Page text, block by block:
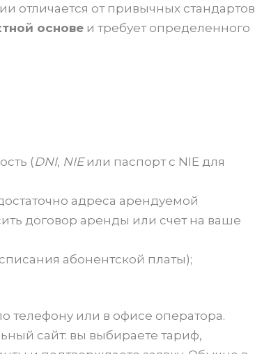
отличается от привычных стандартов
основеи требует определенного
(DNI, NIEили паспорт с NIE для
адреса арендуемой
договор аренды или счет на ваше
абонентской платы);
или в офисе оператора.
сайт: вы выбираете тариф,